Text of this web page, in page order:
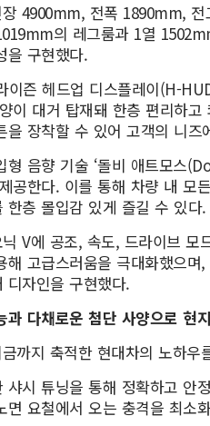
4900mm, 전폭 1890mm,
의 레그룸과 1열
을 구현했다.
즌 헤드업 디스플레이(H-
이 대거 탑재돼 한층 편리하
을 장착할 수 있어 고객의 니
형 음향 기술 ‘돌비 애트모스
공한다. 이를 통해 차량 내 모
한층 몰입감 있게 즐길 수 있다.
V에 공조, 속도, 드라이브
해 고급스러움을 극대화했으
디자인을 구현했다.
과 다채로운 첨단 사양으로 현
까지 축적한 현대차의 노하
샤시 튜닝을 통해 정확하고 안
면 요철에서 오는 충격을 최소